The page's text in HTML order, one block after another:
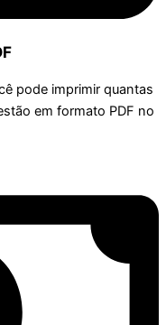
pode imprimir quantas
em formato PDF no